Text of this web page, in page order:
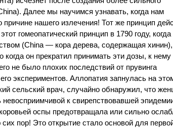
Далее мы научимся узнавать, когда нам
причине нашего излечения! Тот же принцип
гомеопатический принцип в 1790 году, когда
(China — кора дерева, содержащая хинин),
он прекратил принимать эти дозы, к нему
не было плохих последствий от прувинга
экспериментов. Аллопатия запнулась на
сельский врач, случайно обнаружил, что
к свирепствовавшей
оспы предотвращала или сильно
пор! Это открытие стало основой для